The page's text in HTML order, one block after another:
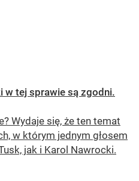
w tej sprawie są zgodni.
Wydaje się, że ten temat
w którym jednym głosem
jak i Karol Nawrocki.